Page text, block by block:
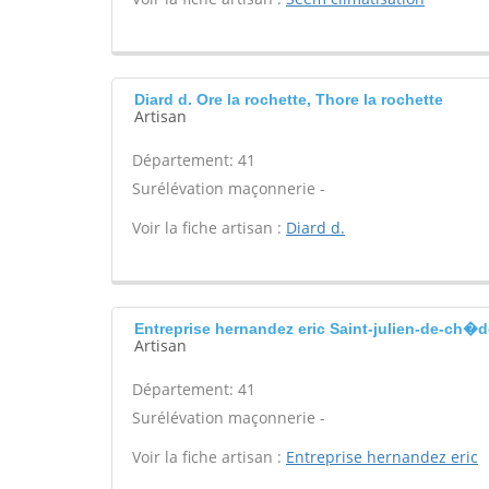
Diard d. Ore la rochette, Thore la rochette
Artisan
Département: 41
Surélévation maçonnerie -
Voir la fiche artisan : Diard d.
Entreprise hernandez eric Saint-julien-de-
Artisan
Département: 41
Surélévation maçonnerie -
Voir la fiche artisan : Entreprise hernandez eric